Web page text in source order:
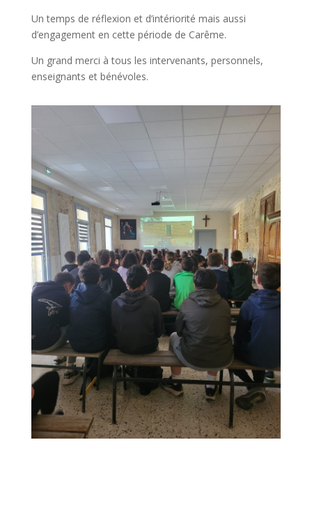
Un temps de réflexion et d’intériorité mais aussi
d’engagement en cette période de Carême.
Un grand merci à tous les intervenants, personnels,
enseignants et bénévoles.